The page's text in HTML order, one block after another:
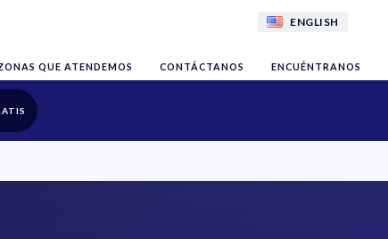
ENGLISH
QUE ATENDEMOS CONTÁCTANOS ENCUÉNTRANOS